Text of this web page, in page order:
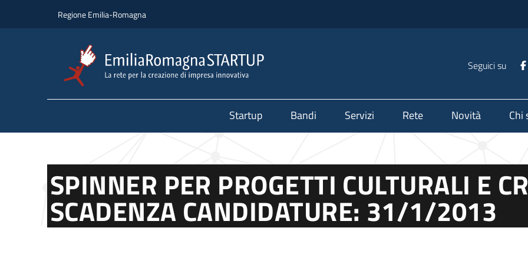
Regione Emilia-Romagna
Seguici su
Startup Bandi Servizi Rete Novità Chi
SPINNER PER PROGETTI CULTURALI E
SCADENZA CANDIDATURE: 31/1/2013